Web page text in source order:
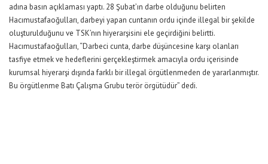
adına basın açıklaması yaptı. 28 Şubat’ın darbe olduğunu belirten
Hacımustafaoğulları, darbeyi yapan cuntanın ordu içinde illegal bir şekilde
oluşturulduğunu ve TSK’nın hiyerarşisini ele geçirdiğini belirtti.
Hacımustafaoğulları, “Darbeci cunta, darbe düşüncesine karşı olanları
tasfiye etmek ve hedeflerini gerçekleştirmek amacıyla ordu içerisinde
kurumsal hiyerarşi dışında farklı bir illegal örgütlenmeden de yararlanmıştır.
Bu örgütlenme Batı Çalışma Grubu terör örgütüdür” dedi.